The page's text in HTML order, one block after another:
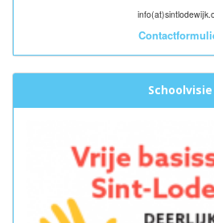
Schoolvisie